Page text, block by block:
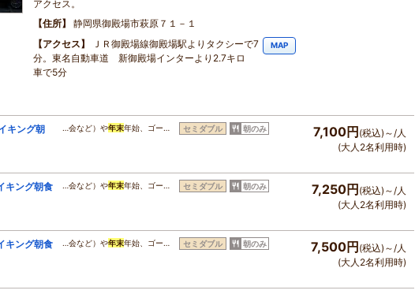
アクセス。
住所
静岡県御殿場市萩原７１－１
アクセス
ＪＲ御殿場線御殿場駅よりタクシーで7
分。東名自動車道 新御殿場インターより2.7キロ
車で5分
MAP
キング朝
…会など）や年末年始、ゴー… セミダブル 朝のみ 7,100円(税込)～/人
(大人2名利用時)
キング朝食
…会など）や年末年始、ゴー… セミダブル 朝のみ 7,250円(税込)～/人
(大人2名利用時)
キング朝食
…会など）や年末年始、ゴー… セミダブル 朝のみ 7,500円(税込)～/人
(大人2名利用時)